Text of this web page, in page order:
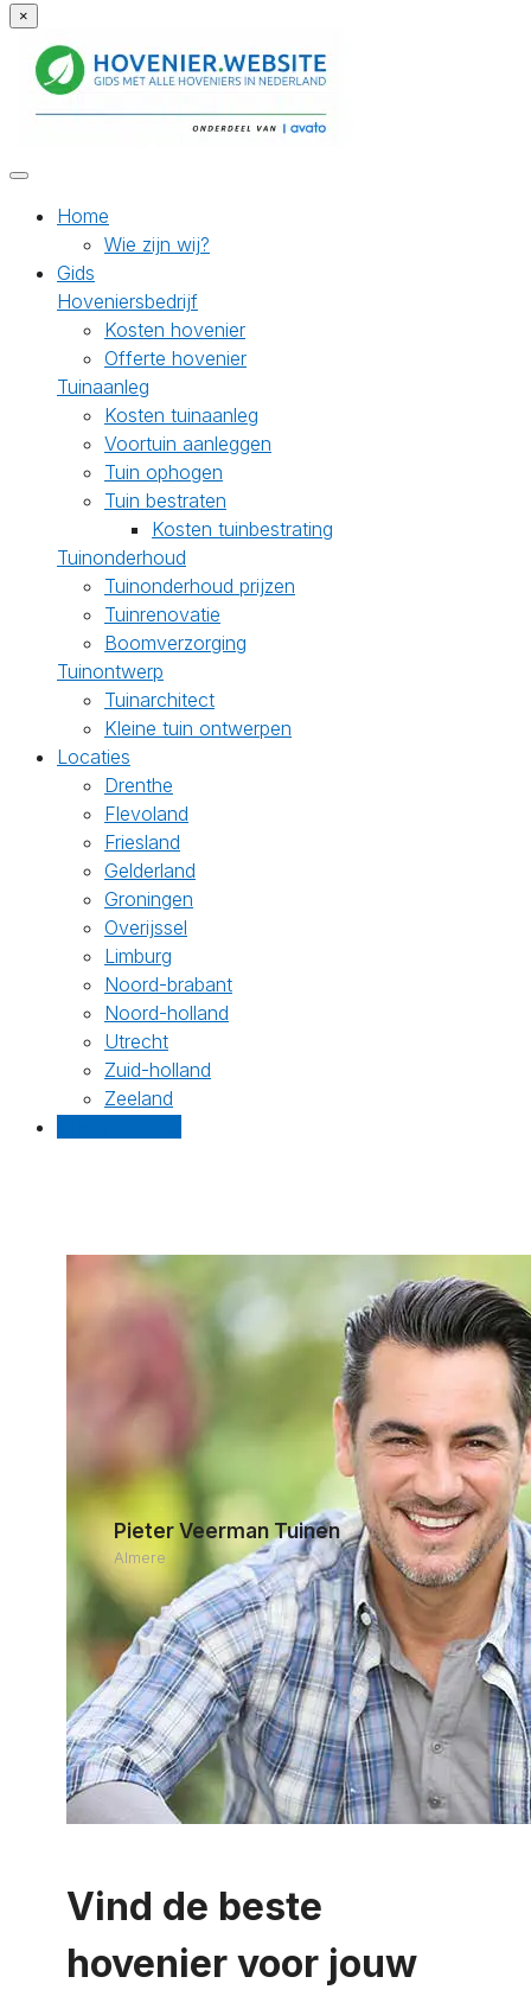
×
Home
Wie zijn wij?
Gids
Hoveniersbedrijf
Kosten hovenier
Offerte hovenier
Tuinaanleg
Kosten tuinaanleg
Voortuin aanleggen
Tuin ophogen
Tuin bestraten
Kosten tuinbestrating
Tuinonderhoud
Tuinonderhoud prijzen
Tuinrenovatie
Boomverzorging
Tuinontwerp
Tuinarchitect
Kleine tuin ontwerpen
Locaties
Drenthe
Flevoland
Friesland
Gelderland
Groningen
Overijssel
Limburg
Noord-brabant
Noord-holland
Utrecht
Zuid-holland
Zeeland
Pieter Veerman Tuinen
Almere
Vind de beste
hovenier voor jouw